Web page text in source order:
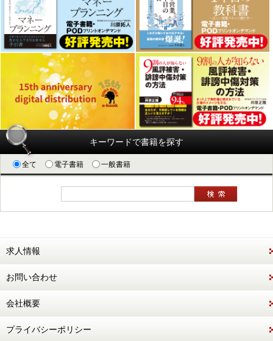
キーワードで書籍を探す
全て 電子書籍 一般書籍
求人情報
お問い合わせ
会社概要
プライバシーポリシー